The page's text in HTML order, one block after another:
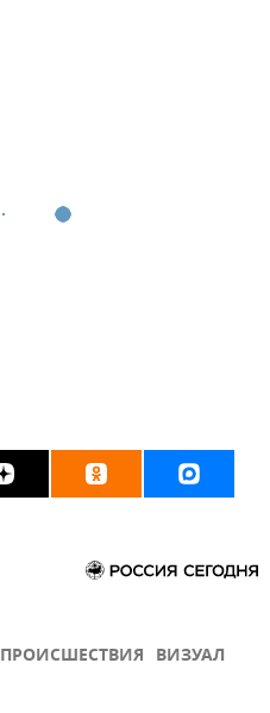
ПРОИСШЕСТВИЯ ВИЗУАЛ